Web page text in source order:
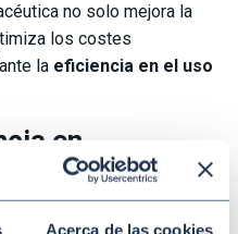
Acerca de las cookies
no solo mejora la
los costes
la eficiencia en el uso
en
3